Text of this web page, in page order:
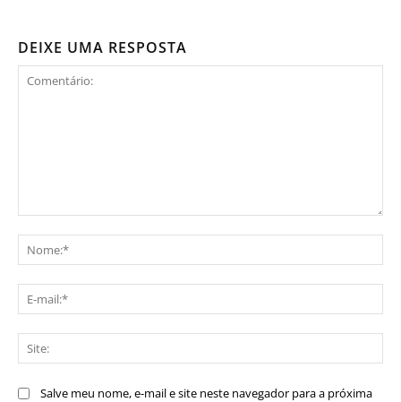
DEIXE UMA RESPOSTA
Salve meu nome, e-mail e site neste navegador para a próxima